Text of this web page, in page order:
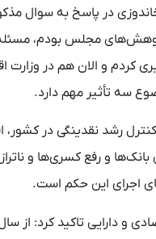
در پاسخ به سوال
مجلس بودم،
کردم و الان هم در
سه تأثیر مهم دارد.
رشد نقدینگی در کشور،
و رفع کسری‌ها و
اجرای این حکم است.